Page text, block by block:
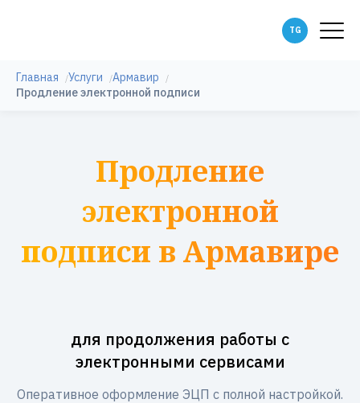
Главная Услуги
Армавир
Продление электронной подписи
Продление
электронной
подписи в Армавире
для продолжения работы с
электронными сервисами
Оперативное оформление ЭЦП с полной настройкой.